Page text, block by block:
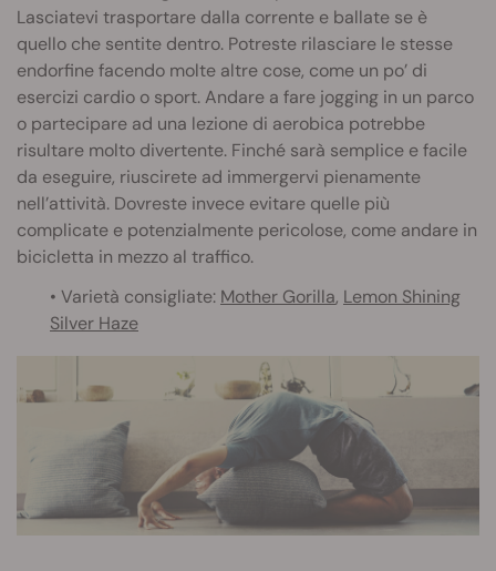
Lasciatevi trasportare dalla corrente e ballate se è
quello che sentite dentro. Potreste rilasciare le stesse
endorfine facendo molte altre cose, come un po’ di
esercizi cardio o sport. Andare a fare jogging in un parco
o partecipare ad una lezione di aerobica potrebbe
risultare molto divertente. Finché sarà semplice e facile
da eseguire, riuscirete ad immergervi pienamente
nell’attività. Dovreste invece evitare quelle più
complicate e potenzialmente pericolose, come andare in
bicicletta in mezzo al traffico.
• Varietà consigliate: Mother Gorilla, Lemon Shining
Silver Haze